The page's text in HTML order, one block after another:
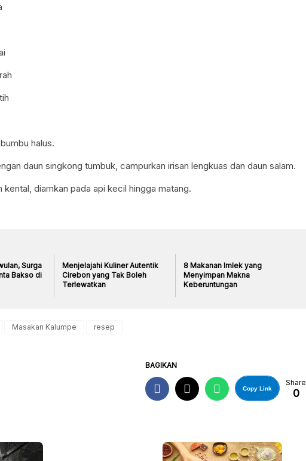
halus.
daun singkong tumbuk, campurkan irisan lengkuas dan daun salam.
kental, diamkan pada api kecil hingga matang.
Surga
Bakso di
Menjelajahi Kuliner Autentik
Cirebon yang Tak Boleh
Terlewatkan
8 Makanan Imlek yang
Menyimpan Makna
Keberuntungan
Masakan Kalumpe resep
BAGIKAN
Copy Link
Share
0